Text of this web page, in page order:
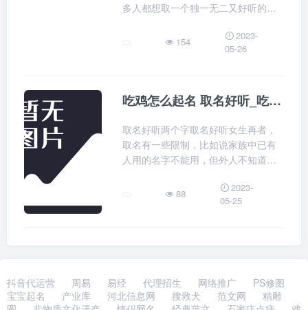
多人都想取一个独一无二又好听的游
么，今天小编就给大家带来一些，好
听的吃鸡游戏名字，和一些取名方法
154
2023-
05-26
吃鸡怎么起名 取名好听_吃鸡怎么起名字好听
取名好听两个字取名好听女生再者，
取名有一些限制，比如说家族中已有
人用的名字不能用，但外人不知道哪
面，古语。取名好听霸气
88
2023-
05-25
抖音代运营 周易 易经 代理招生 网络推广
PS修图
宝宝起名
产业库 河北信息网 搜救犬 范文网
精雕